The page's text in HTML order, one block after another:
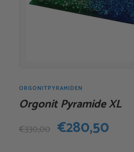
ORGONITPYRAMIDEN
Orgonit Pyramide XL
€330,00 €280,50